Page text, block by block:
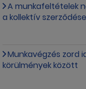
A munkafeltételek
a kollektív
Munkavégzés zord
körülmények között